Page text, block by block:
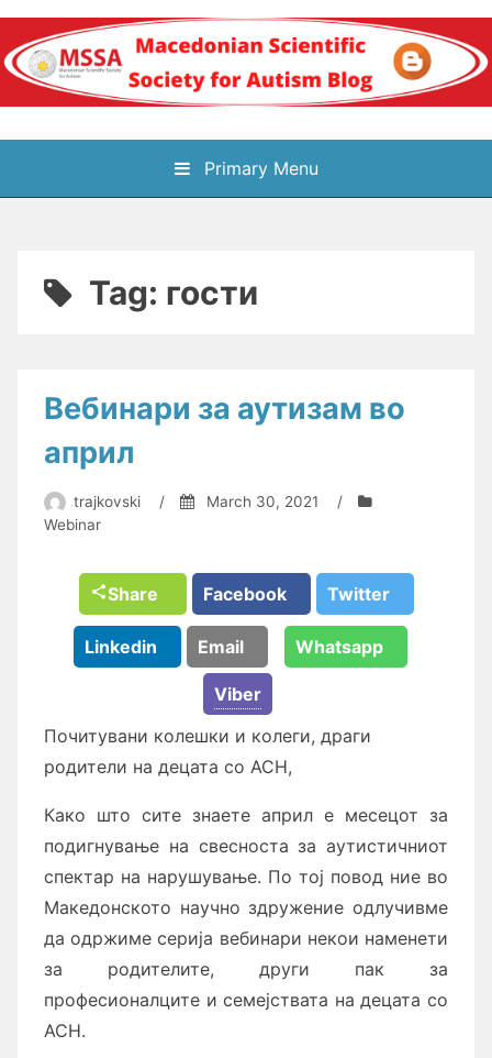
Skip
content
Блог на
Македонското научно
здружение за
Primary Menu
Tag: гости
Вебинари за аутизам во
април
trajkovski / March 30, 2021
/
Webinar
Share Facebook Twitter
Linkedin Email Whatsapp
Viber
Почитувани колешки и колеги, драги
родители на децата со АСН,
Како што сите знаете април е месецот за
подигнување на свесноста за аутистичниот
спектар на нарушување. По тој повод ние во
Македонското научно здружение одлучивме
да одржиме серија вебинари некои наменети
за родителите, други пак за
професионалците и семејствата на децата со
АСН.